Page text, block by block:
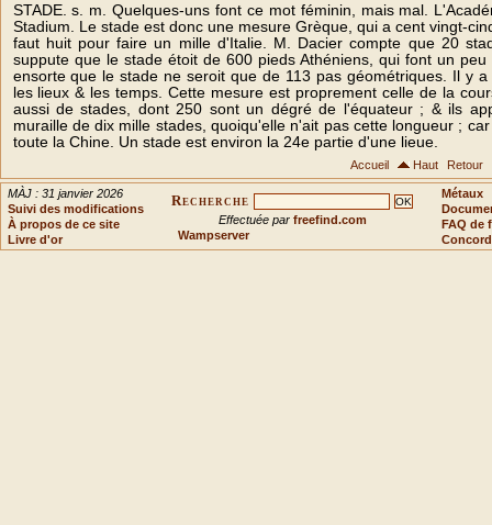
STADE. s. m. Quelques-uns font ce mot féminin, mais mal.
Stadium. Le stade est donc une mesure Grèque, qui a cent vingt-
faut huit pour faire un mille d'Italie. M. Dacier compte que 20
suppute que le stade étoit de 600 pieds Athéniens, qui font un
ensorte que le stade ne seroit que de 113 pas géométriques. Il y
les lieux & les temps. Cette mesure est proprement celle de la
aussi de stades, dont 250 sont un dégré de l'équateur ; & ils
muraille de dix mille stades, quoiqu'elle n'ait pas cette longueur ;
toute la Chine. Un stade est environ la 24e partie d'une lieue.
Accueil Haut Retour
MÀJ : 31 janvier 2026
Suivi des modifications
À propos de ce site
Livre d'or
Recherche
Effectuée par freefind.com
Wampserver
Métaux
FAQ de